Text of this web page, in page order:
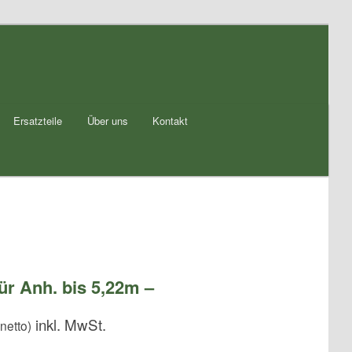
Ersatzteile Über uns Kontakt
Anh. bis 5,22m –